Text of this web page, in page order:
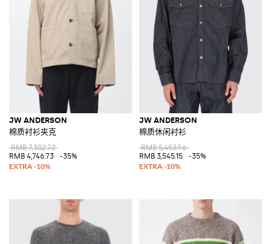
JW ANDERSON
棉质衬衫夹克
RMB 7,302.72
RMB 4,746.73
-35%
JW ANDERSON
棉质休闲衬衫
RMB 5,453.96
RMB 3,545.15
-35%